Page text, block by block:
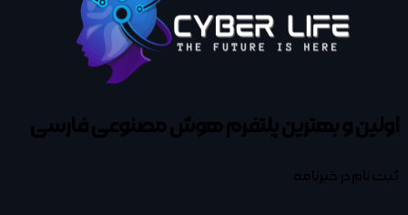
اولین و بهترین پلتفرمهوش مصنوعی فارسی
ثبت نام در خبرنامه